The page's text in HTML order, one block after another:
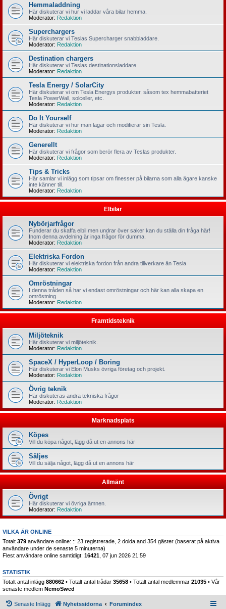
Hemmaladdning
Här diskuterar vi hur vi laddar våra bilar hemma.
Moderator: Redaktion
Superchargers
Här diskuterar vi Teslas Supercharger snabbladdare.
Moderator: Redaktion
Destination chargers
Här diskuterar vi Teslas destinationsladdare
Moderator: Redaktion
Tesla Energy / SolarCity
Här diskuterar vi om Tesla Energys produkter, såsom tex hemmabatteriet
Tesla PowerWall, solceller, etc.
Moderator: Redaktion
Do It Yourself
Här diskuterar vi hur man lagar och modifierar sin Tesla.
Moderator: Redaktion
Generellt
Här diskuterar vi frågor som berör flera av Teslas produkter.
Moderator: Redaktion
Tips & Tricks
Här samlar vi inlägg som tipsar om finesser på bilarna som alla ägare kanske
inte känner till.
Moderator: Redaktion
Elbilar
Nybörjarfrågor
Funderar du skaffa elbil men undrar över saker kan du ställa din fråga här!
Inom denna avdelning är inga frågor för dumma.
Moderator: Redaktion
Elektriska Fordon
Här diskuterar vi elektriska fordon från andra tillverkare än Tesla
Moderator: Redaktion
Omröstningar
I denna tråden så har vi endast omröstningar och här kan alla skapa en
omröstning
Moderator: Redaktion
Framtidsteknik
Miljöteknik
Här diskuterar vi miljöteknik.
Moderator: Redaktion
SpaceX / HyperLoop / Boring
Här diskuterar vi Elon Musks övriga företag och projekt.
Moderator: Redaktion
Övrig teknik
Här diskuteras andra tekniska frågor
Moderator: Redaktion
Marknadsplats
Köpes
Vill du köpa något, lägg då ut en annons här
Säljes
Vill du sälja något, lägg då ut en annons här
Allmänt
Övrigt
Här diskuterar vi övriga ämnen.
Moderator: Redaktion
VILKA ÄR ONLINE
Totalt 379 användare online: :: 23 registrerade, 2 dolda and 354 gäster (baserat på aktiva
användare under de senaste 5 minuterna)
Flest användare online samtidigt: 16421 , 07 jun 2026 21:59
STATISTIK
Totalt antal inlägg 880662 • Totalt antal trådar 35658 • Totalt antal medlemmar 21035 • Vår
senaste medlem NemoSwed
Senaste Inlägg Nyhetssidorna Forumindex